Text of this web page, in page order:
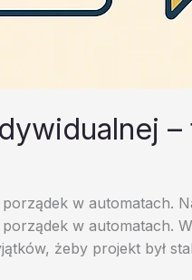
w automatach.
w automatach.
żeby projekt był